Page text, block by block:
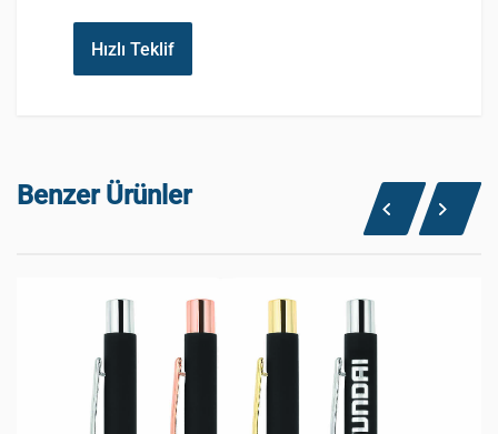
Hızlı Teklif
Benzer Ürünler